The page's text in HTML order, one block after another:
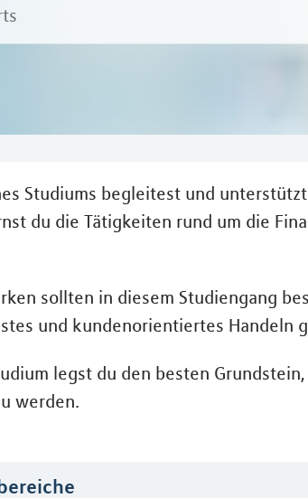
Studiums begleitest und
du die Tätigkeiten rund um die
sollten in diesem Studiengang
und kundenorientiertes Handeln
legst du den besten
werden.